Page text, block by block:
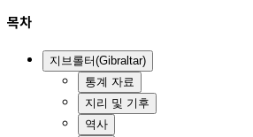
목차
지브롤터(Gibraltar)
통계 자료
지리 및 기후
역사